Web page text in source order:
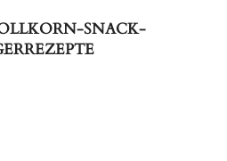
SNACK-